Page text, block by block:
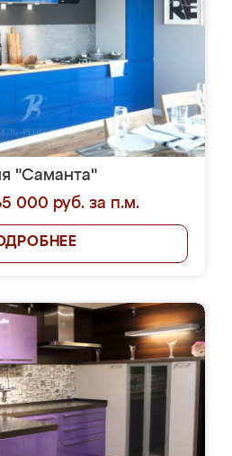
"Саманта"
000 руб. за п.м.